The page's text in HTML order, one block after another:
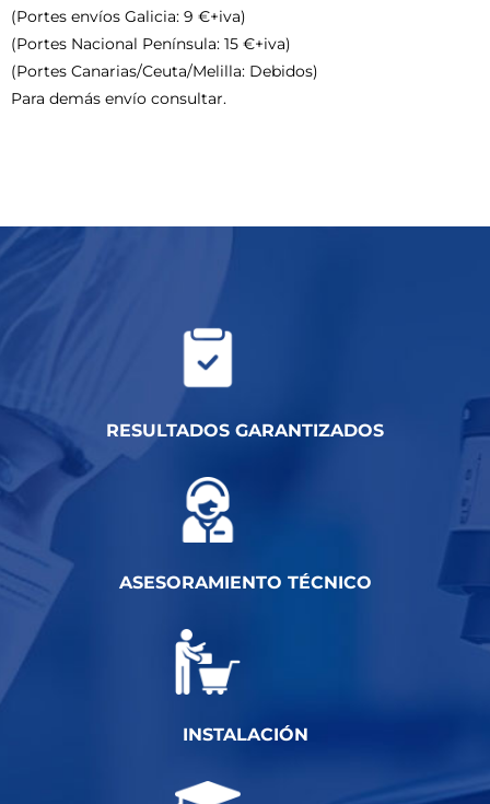
(Portes envíos Galicia: 9 €+iva)
(Portes Nacional Península: 15 €+iva)
(Portes Canarias/Ceuta/Melilla: Debidos)
Para demás envío consultar.
RESULTADOS GARANTIZADOS
ASESORAMIENTO TÉCNICO
INSTALACIÓN